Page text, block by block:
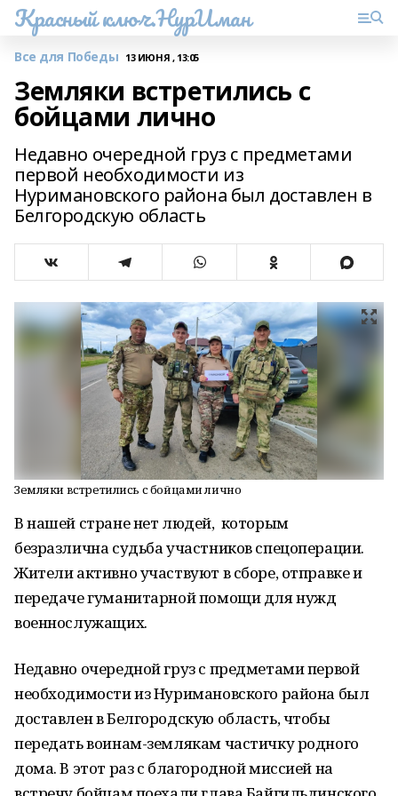
Красный ключ.НурИман
Все для Победы 13 ИЮНЯ , 13:05
Земляки встретились с
бойцами лично
Недавно очередной груз с предметами
первой необходимости из
Нуримановского района был доставлен в
Белгородскую область
Земляки встретились с бойцами лично
В нашей стране нет людей, которым
безразлична судьба участников спецоперации.
Жители активно участвуют в сборе, отправке и
передаче гуманитарной помощи для нужд
военнослужащих.
Недавно очередной груз с предметами первой
необходимости из Нуримановского района был
доставлен в Белгородскую область, чтобы
передать воинам-землякам частичку родного
дома. В этот раз с благородной миссией на